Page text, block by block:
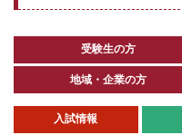
受験生の方
地域・企業の方
入試情報